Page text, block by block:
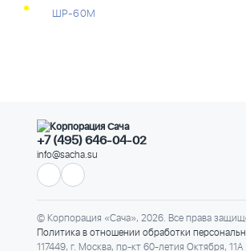
ШР-60М
+7 (495) 646-04-02
info@sacha.su
© Корпорация «Сача», 2026. Все права
Политика в отношении обработки
117449, г. Москва, пр-кт 60-летия Октября,